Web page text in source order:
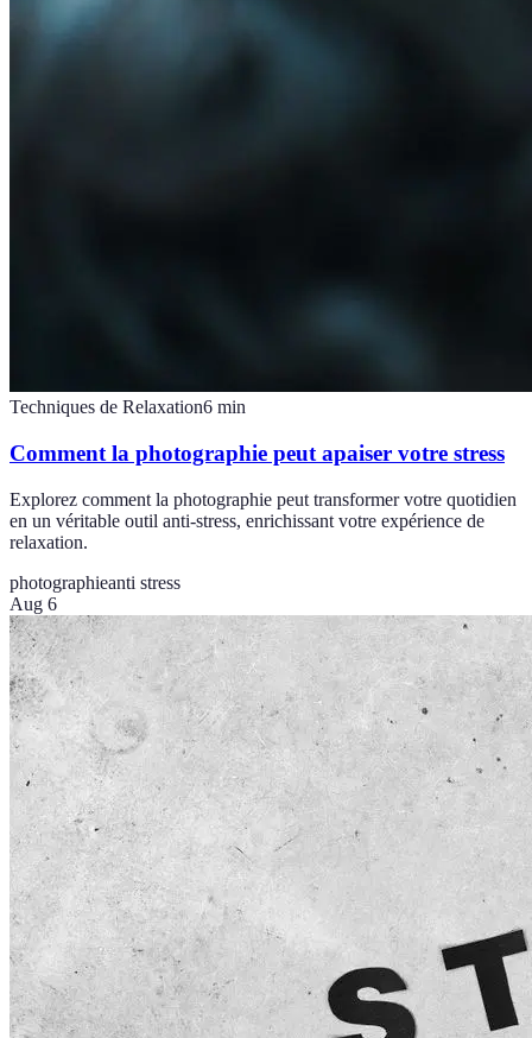
Techniques de Relaxation6 min
Comment la photographie peut apaiser votre stress
Explorez comment la photographie peut transformer votre quotidien
en un véritable outil anti-stress, enrichissant votre expérience de
relaxation.
photographieanti stress
Aug 6